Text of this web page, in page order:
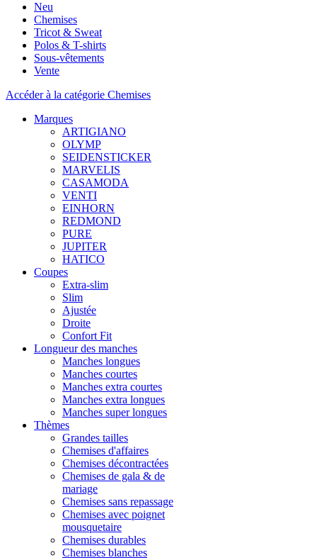
Neu
Chemises
Tricot & Sweat
Polos & T-shirts
Sous-vêtements
Vente
Accéder à la catégorie Chemises
Marques
ARTIGIANO
OLYMP
SEIDENSTICKER
MARVELIS
CASAMODA
VENTI
EINHORN
REDMOND
PURE
JUPITER
HATICO
Coupes
Extra-slim
Slim
Ajustée
Droite
Confort Fit
Longueur des manches
Manches longues
Manches courtes
Manches extra courtes
Manches extra longues
Manches super longues
Thèmes
Grandes tailles
Chemises d'affaires
Chemises décontractées
Chemises de gala & de
mariage
Chemises sans repassage
Chemises avec poignet
mousquetaire
Chemises durables
Chemises blanches